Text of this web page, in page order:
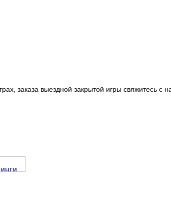
заказа выездной закрытой игры свяжитесь с